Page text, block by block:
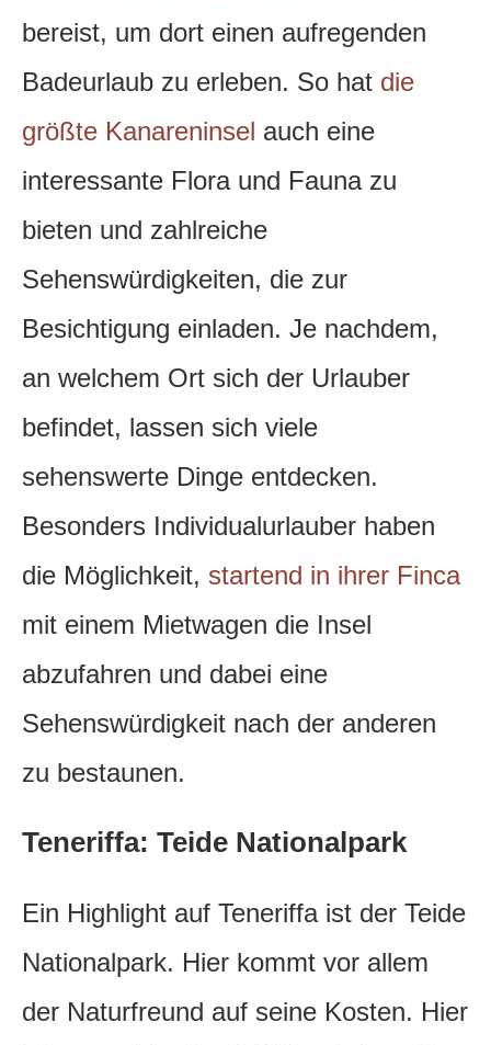
bereist, um dort einen aufregenden
Badeurlaub zu erleben. So hat die
größte Kanareninsel auch eine
interessante Flora und Fauna zu
bieten und zahlreiche
Sehenswürdigkeiten, die zur
Besichtigung einladen. Je nachdem,
an welchem Ort sich der Urlauber
befindet, lassen sich viele
sehenswerte Dinge entdecken.
Besonders Individualurlauber haben
die Möglichkeit, startend in ihrer Finca
mit einem Mietwagen die Insel
abzufahren und dabei eine
Sehenswürdigkeit nach der anderen
zu bestaunen.
Teneriffa: Teide Nationalpark
Ein Highlight auf Teneriffa ist der Teide
Nationalpark. Hier kommt vor allem
der Naturfreund auf seine Kosten. Hier